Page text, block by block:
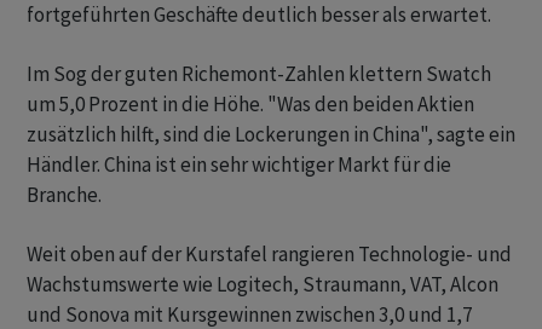
fortgeführten Geschäfte deutlich besser als erwartet.
Im Sog der guten Richemont-Zahlen klettern Swatch
um 5,0 Prozent in die Höhe. "Was den beiden Aktien
zusätzlich hilft, sind die Lockerungen in China", sagte ein
Händler. China ist ein sehr wichtiger Markt für die
Branche.
Weit oben auf der Kurstafel rangieren Technologie- und
Wachstumswerte wie Logitech, Straumann, VAT, Alcon
und Sonova mit Kursgewinnen zwischen 3,0 und 1,7